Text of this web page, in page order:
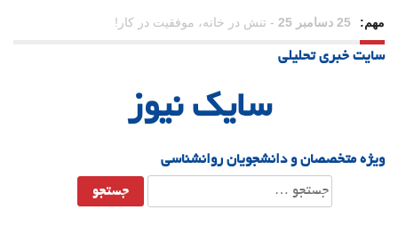
مهم: 23 دسامبر 25 - چرا اراده می‌کنیم ولی شکست می‌خوریم؟
21 دسامبر 25
سایت خبری تحلیلی
سایک نیوز
ویژه متخصصان و دانشجویان روانشناسی
جستجو
برای: